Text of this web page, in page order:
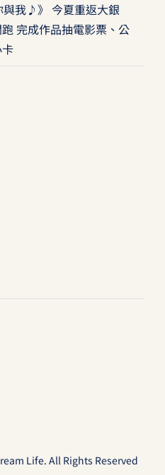
與我♪》 今夏重返大銀
完成作品抽電影票、公
Life. All Rights Reserved